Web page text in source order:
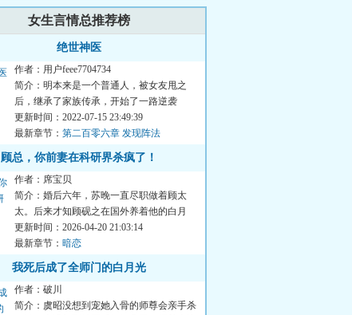
女生言情总推荐榜
绝世神医
作者：用户feee7704734
简介：明本来是一个普通人，被女友甩之
后，继承了家族传承，开始了一路逆袭
&hellip;&hellip;...
更新时间：2022-07-15 23:49:39
最新章节： 第二百零六章 发现阵法
顾总，你前妻在科研界杀疯了！
作者：席宝贝
简介：婚后六年，苏晚一直尽职做着顾太
太。后来才知顾砚之在国外养着他的白月
光。她以为，再冷的心也有捂...
更新时间：2026-04-20 21:03:14
最新章节： 暗恋
我死后成了全师门的白月光
作者：破川
简介：虞昭没想到宠她入骨的师尊会亲手杀